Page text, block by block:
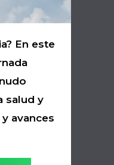
En este
salud y
avances